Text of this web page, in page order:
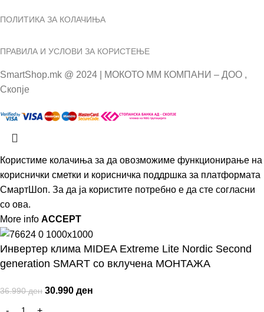
ПОЛИТИКА ЗА КОЛАЧИЊА
ПРАВИЛА И УСЛОВИ ЗА КОРИСТЕЊЕ
SmartShop.mk @ 2024 | МОКОТО ММ КОМПАНИ – ДОО ,
Скопје
Користиме колачиња за да овозможиме функционирање на
кориснички сметки и корисничка поддршка за платформата
СмартШоп. За да ја користите потребно е да сте согласни
со ова.
More info ACCEPT
Инвертер клима MIDEA Extreme Lite Nordic Second
generation SMART со вклучена МОНТАЖА
36.990ден 30.990 ден